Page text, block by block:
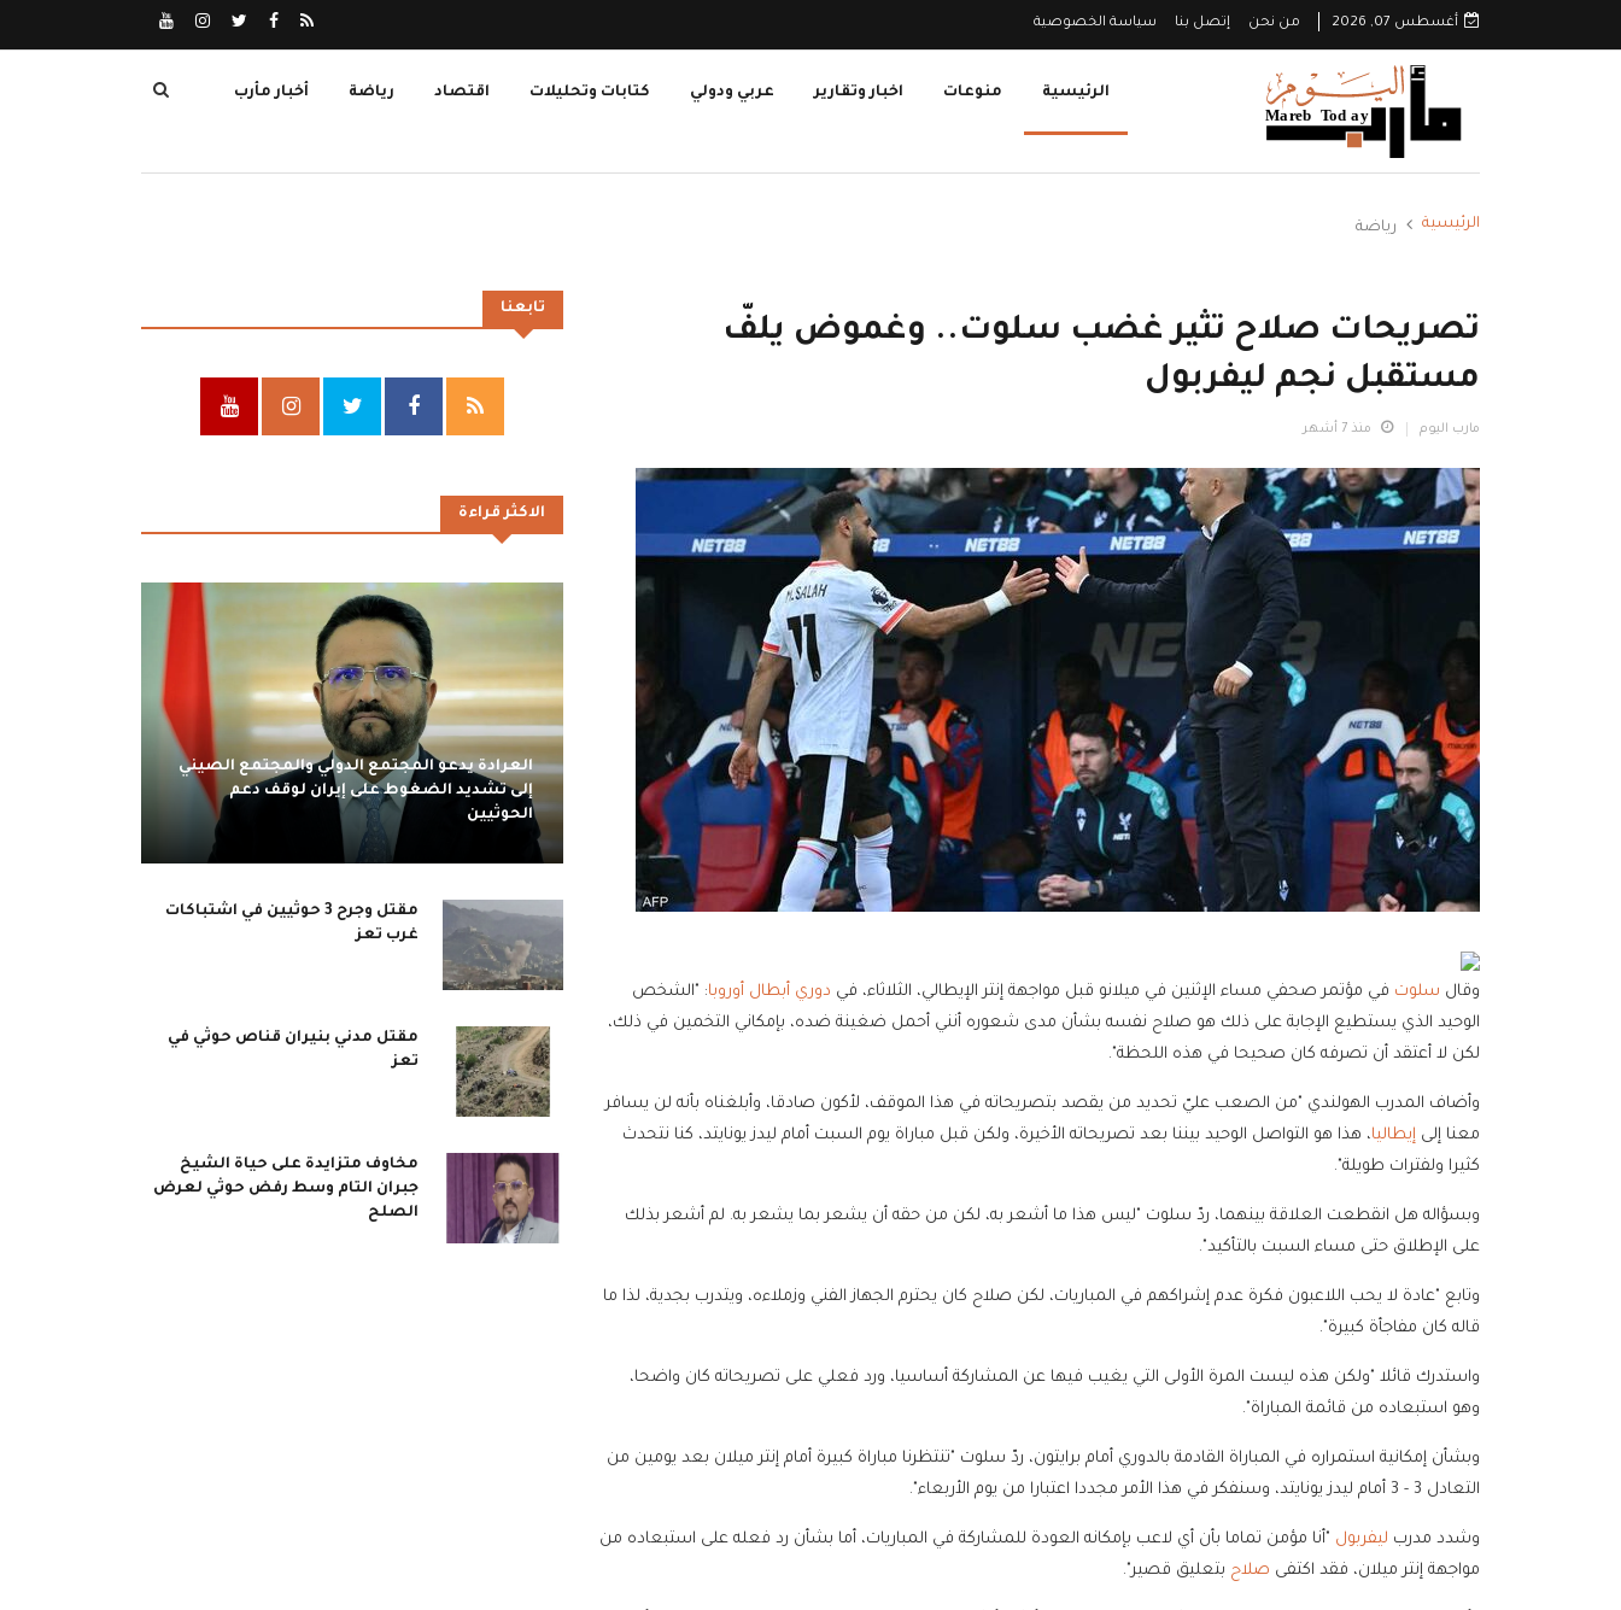
أغسطس 07, 2026 من نحن إتصل بنا سياسة الخصوصية
الرئيسية منوعات اخبار وتقارير عربي ودولي كتابات وتحليلات اقتصاد رياضة أخبار مأرب
الرئيسية رياضة
تصريحات صلاح تثير غضب سلوت.. وغموض يلفّ
مستقبل نجم ليفربول
مارب اليوم منذ 7 أشهر
وقال سلوت في مؤتمر صحفي مساء الإثنين في ميلانو قبل مواجهة إنتر الإيطالي، الثلاثاء، في دوري أبطال أوروبا: "الشخص
الوحيد الذي يستطيع الإجابة على ذلك هو صلاح نفسه بشأن مدى شعوره أنني أحمل ضغينة ضده، بإمكاني التخمين في ذلك،
لكن لا أعتقد أن تصرفه كان صحيحا في هذه اللحظة".
وأضاف المدرب الهولندي "من الصعب عليّ تحديد من يقصد بتصريحاته في هذا الموقف، لأكون صادقا، وأبلغناه بأنه لن يسافر
معنا إلى إيطاليا، هذا هو التواصل الوحيد بيننا بعد تصريحاته الأخيرة، ولكن قبل مباراة يوم السبت أمام ليدز يونايتد، كنا نتحدث
كثيرا ولفترات طويلة".
وبسؤاله هل انقطعت العلاقة بينهما، ردّ سلوت "ليس هذا ما أشعر به، لكن من حقه أن يشعر بما يشعر به. لم أشعر بذلك
على الإطلاق حتى مساء السبت بالتأكيد".
وتابع "عادة لا يحب اللاعبون فكرة عدم إشراكهم في المباريات، لكن صلاح كان يحترم الجهاز الفني وزملاءه، ويتدرب بجدية، لذا ما
قاله كان مفاجأة كبيرة".
واستدرك قائلا "ولكن هذه ليست المرة الأولى التي يغيب فيها عن المشاركة أساسيا، ورد فعلي على تصريحاته كان واضحا،
وهو استبعاده من قائمة المباراة".
وبشأن إمكانية استمراره في المباراة القادمة بالدوري أمام برايتون، ردّ سلوت "تنتظرنا مباراة كبيرة أمام إنتر ميلان بعد يومين من
التعادل 3 - 3 أمام ليدز يونايتد، وسنفكر في هذا الأمر مجددا اعتبارا من يوم الأربعاء".
وشدد مدرب ليفربول "أنا مؤمن تماما بأن أي لاعب بإمكانه العودة للمشاركة في المباريات، أما بشأن رد فعله على استبعاده من
مواجهة إنتر ميلان، فقد اكتفى صلاح بتعليق قصير".
تابعنا
الاكثر قراءة
العرادة يدعو المجتمع الدولي والمجتمع الصيني
إلى تشديد الضغوط على إيران لوقف دعم
الحوثيين
مقتل وجرح 3 حوثيين في اشتباكات
غرب تعز
مقتل مدني بنيران قناص حوثي في
تعز
مخاوف متزايدة على حياة الشيخ
جبران التام وسط رفض حوثي لعرض
الصلح